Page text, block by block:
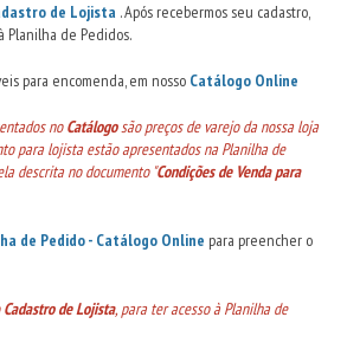
de Lojista . Após recebermos seu cadastro,
Planilha de Pedidos.
para encomenda, em nosso Catálogo Online
noCatálogosão preços de varejo da nossa loja
para lojista estão apresentados na Planilha de
descrita no documento "Condições de Venda para
de Pedido - Catálogo Online para preencher o
Cadastro de Lojista, para ter acesso à Planilha de